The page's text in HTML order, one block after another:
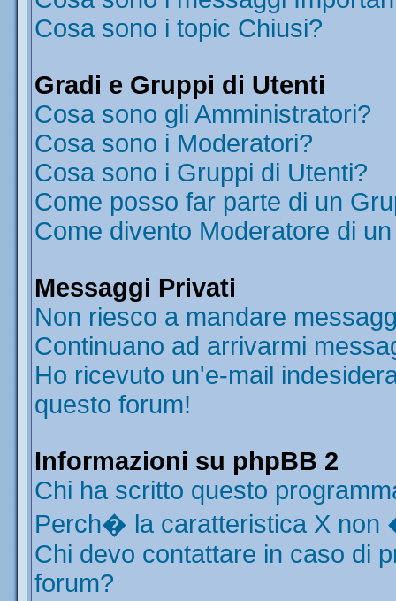
Cosa sono i topic Chiusi?
Gradi e Gruppi di Utenti
Cosa sono gli Amministratori?
Cosa sono i Moderatori?
Cosa sono i Gruppi di Utenti?
Come posso far parte di un
Come divento Moderatore di
Messaggi Privati
Non riesco a mandare
Continuano ad arrivarmi
Ho ricevuto un'e-mail
questo forum!
Informazioni su phpBB 2
Chi ha scritto questo
Perch� la caratteristica X non
Chi devo contattare in caso di
forum?